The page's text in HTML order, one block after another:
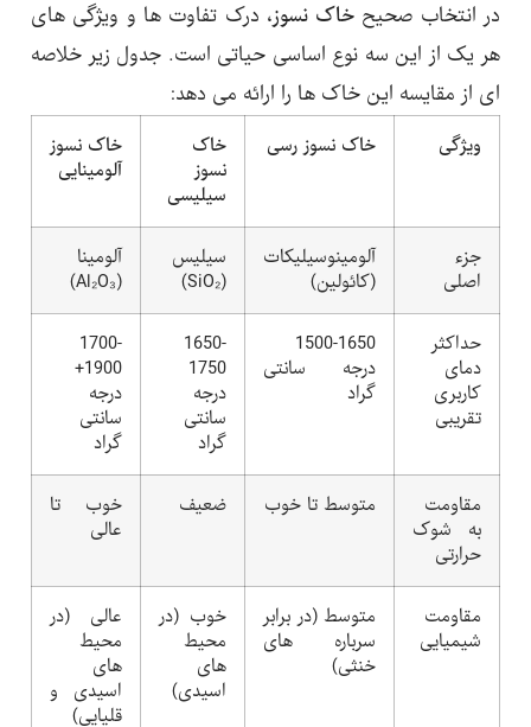
در انتخاب صحیح خاک نسوز، درک تفاوت ها و ویژگی های
هر یک از این سه نوع اساسی حیاتی است. جدول زیر خلاصه
ای از مقایسه این خاک ها را ارائه می دهد:
ویژگی خاک نسوز رسی
خاک
نسوز
سیلیسی
خاک نسوز
آلومینایی
جزء
اصلی
آلومینوسیلیکات
(کائولین)
سیلیس
(SiO₂)
آلومینا
(Al₂O₃)
حداکثر
دمای
کاربری
تقریبی
1500-1650
درجه سانتی
گراد
1650-
1750
درجه
سانتی
گراد
1700-
1900+
درجه
سانتی
گراد
مقاومت
به شوک
حرارتی
متوسط تا خوب ضعیف
خوب تا
عالی
مقاومت
شیمیایی
متوسط (در برابر
سرباره های
خنثی)
خوب (در
محیط
های
اسیدی)
عالی (در
محیط
های
اسیدی و
قلیایی)